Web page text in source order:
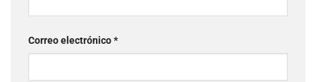
Correo electrónico*